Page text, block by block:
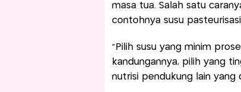
masa tua. Salah satu
contohnya susu
“Pilih susu yang minim
kandungannya, pilih yang
nutrisi pendukung lain yang